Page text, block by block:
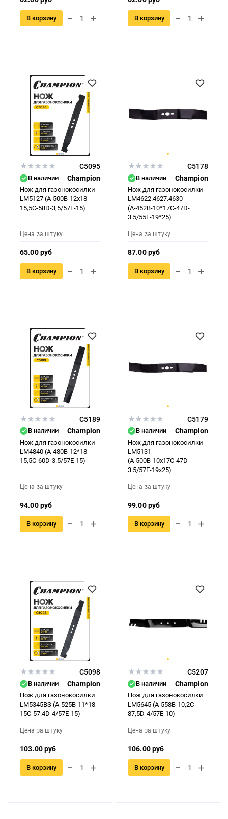
В корзину В корзину
C5095
В наличии Champion
Нож для газонокосилки
LM5127 (A-500B-12x18
15,5C-58D-3,5/57E-15)
Цена за штуку
65.00 руб
В корзину
C5178
В наличии Champion
Нож для газонокосилки
LM4622.4627.4630
(А-452B-10*17C-47D-
3.5/55E-19*25)
Цена за штуку
87.00 руб
В корзину
C5189
В наличии Champion
Нож для газонокосилки
LM4840 (A-480B-12*18
15,5С-60D-3.5/57E-15)
Цена за штуку
94.00 руб
В корзину
C5179
В наличии Champion
Нож для газонокосилки
LM5131
(А-500В-10х17С-47D-
3.5/57E-19x25)
Цена за штуку
99.00 руб
В корзину
C5098
В наличии Champion
Нож для газонокосилки
LM5345BS (A-525B-11*18
15C-57.4D-4/57E-15)
Цена за штуку
103.00 руб
В корзину
C5207
В наличии Champion
Нож для газонокосилки
LM5645 (A-558B-10,2C-
87,5D-4/57E-10)
Цена за штуку
106.00 руб
В корзину